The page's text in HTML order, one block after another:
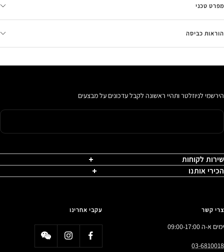
מפרט טכני
הוראות כביסה
הירשמי לניוזלטר ותהיי ראשונה לקבל עדכונים על מבצעים
שירות לקוחות
הכירי אותנו
צרי קשר
ימים א-ה 09:00-17:00
03-6810018
עקבי אחרינו